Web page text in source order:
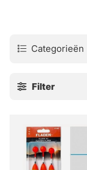
Categorieën
Filter